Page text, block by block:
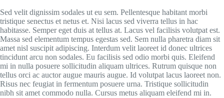
Sed velit dignissim sodales ut eu sem. Pellentesque habitant morbi
tristique senectus et netus et. Nisi lacus sed viverra tellus in hac
habitasse. Semper eget duis at tellus at. Lacus vel facilisis volutpat est.
Massa sed elementum tempus egestas sed. Sem nulla pharetra diam sit
amet nisl suscipit adipiscing. Interdum velit laoreet id donec ultrices
tincidunt arcu non sodales. Eu facilisis sed odio morbi quis. Eleifend
mi in nulla posuere sollicitudin aliquam ultrices. Rutrum quisque non
tellus orci ac auctor augue mauris augue. Id volutpat lacus laoreet non.
Risus nec feugiat in fermentum posuere urna. Tristique sollicitudin
nibh sit amet commodo nulla. Cursus metus aliquam eleifend mi in.